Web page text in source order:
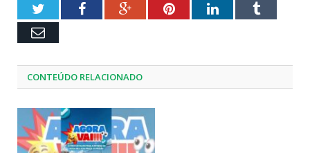
TwitterFacebookGoogle+PinterestLinkedInTumblr
Email
CONTEÚDO RELACIONADO